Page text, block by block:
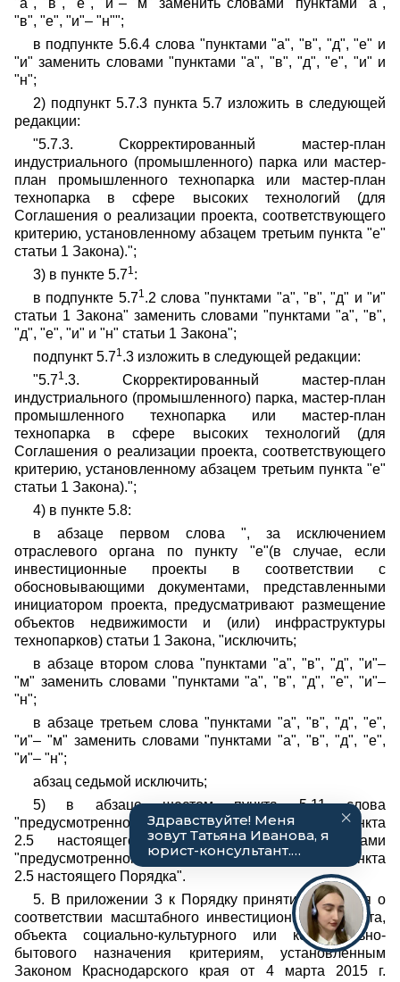
"а", "в", "е", "и"– "м" заменить словами "пунктами "а",
"в", "е", "и"– "н"";
в подпункте 5.6.4 слова "пунктами "а", "в", "д", "е" и
"и" заменить словами "пунктами "а", "в", "д", "е", "и" и
"н";
2) подпункт 5.7.3 пункта 5.7 изложить в следующей
редакции:
"5.7.3. Скорректированный мастер-план
индустриального (промышленного) парка или мастер-
план промышленного технопарка или мастер-план
технопарка в сфере высоких технологий (для
Соглашения о реализации проекта, соответствующего
критерию, установленному абзацем третьим пункта "е"
статьи 1 Закона).";
3) в пункте 5.71:
в подпункте 5.71.2 слова "пунктами "а", "в", "д" и "и"
статьи 1 Закона" заменить словами "пунктами "а", "в",
"д", "е", "и" и "н" статьи 1 Закона";
подпункт 5.71.3 изложить в следующей редакции:
"5.71.3. Скорректированный мастер-план
индустриального (промышленного) парка, мастер-план
промышленного технопарка или мастер-план
технопарка в сфере высоких технологий (для
Соглашения о реализации проекта, соответствующего
критерию, установленному абзацем третьим пункта "е"
статьи 1 Закона).";
4) в пункте 5.8:
в абзаце первом слова ", за исключением
отраслевого органа по пункту "е"(в случае, если
инвестиционные проекты в соответствии с
обосновывающими документами, представленными
инициатором проекта, предусматривают размещение
объектов недвижимости и (или) инфраструктуры
технопарков) статьи 1 Закона, "исключить;
в абзаце втором слова "пунктами "а", "в", "д", "и"–
"м" заменить словами "пунктами "а", "в", "д", "е", "и"–
"н";
в абзаце третьем слова "пунктами "а", "в", "д", "е",
"и"– "м" заменить словами "пунктами "а", "в", "д", "е",
"и"– "н";
абзац седьмой исключить;
5) в абзаце шестом пункта 5.11 слова
"предусмотренного абзацем пятым пункта
2.5 настоящего Порядка" заменить словами
"предусмотренного абзацем девятым пункта
2.5 настоящего Порядка".
5. В приложении 3 к Порядку принятия решения о
соответствии масштабного инвестиционного проекта,
объекта социально-культурного или коммунально-
бытового назначения критериям, установленным
Законом Краснодарского края от 4 марта 2015 г.